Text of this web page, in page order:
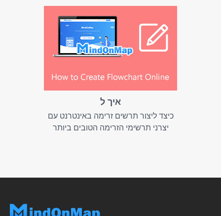
איך ל
כיצד ליצור תרשים זרימה באינטרנט עם
יצרני תרשימי הזרימה הטובים ביותר